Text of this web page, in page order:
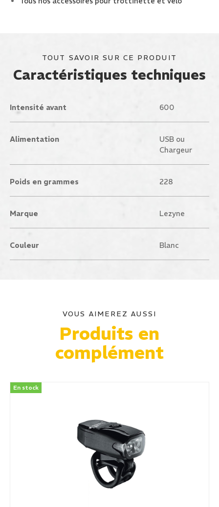
TOUT SAVOIR SUR CE PRODUIT
Caractéristiques techniques
Intensité avant 600
Alimentation
USB ou
Chargeur
Poids en grammes 228
Marque Lezyne
Couleur Blanc
VOUS AIMEREZ AUSSI
Produits en
complément
En stock